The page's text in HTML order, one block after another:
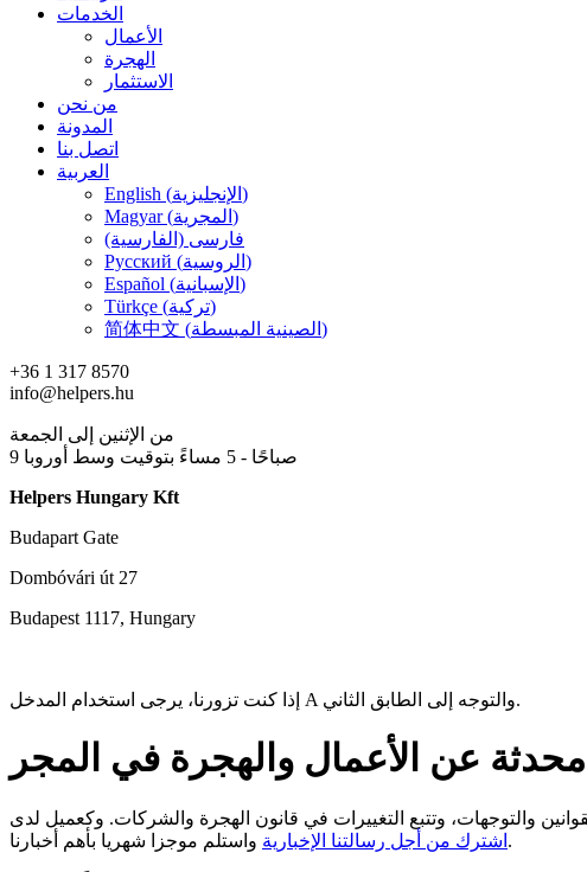
الخدمات
الأعمال
الهجرة
الاستثمار
من نحن
المدونة
اتصل بنا
العربية
English (الإنجليزية)
Magyar (المجرية)
فارسی (الفارسية)
Русский (الروسية)
Español (الإسبانية)
Türkçe (تركية)
简体中文 (الصينية المبسطة)
+36 1 317 8570
info@helpers.hu
من الإثنين إلى الجمعة
9 صباحًا - 5 مساءً بتوقيت وسط أوروبا
Helpers Hungary Kft
Budapart Gate
Dombóvári út 27
Budapest 1117, Hungary
إذا كنت تزورنا، يرجى استخدام المدخل A والتوجه إلى الطابق الثاني.
محدثة عن الأعمال والهجرة في المجر
اشترك من أجل رسالتنا الإخبارية واستلم موجزا شهريا بأهم أخبارنا.